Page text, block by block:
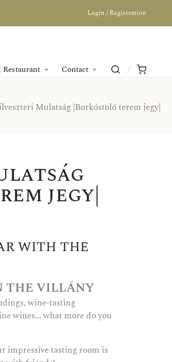
Login / Registration
Contact
Mulatság |Borkóstoló terem jegy|
jegy|
WITH THE
THE VILLÁNY
wine-tasting
wines... what more do you
impressive tasting room is